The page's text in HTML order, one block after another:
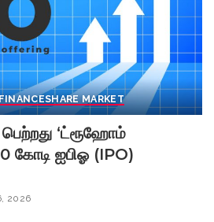
SHARE MARKET
பெற்றது ‘ட்ரூஹோம்
கோடி ஐபிஓ (IPO)
2026